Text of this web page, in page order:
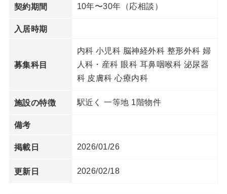
契約期間 10年〜30年（応相談）
入居時期
募集科目
内科 小児科 脳神経外科 整形外科 婦
人科・産科 眼科 耳鼻咽喉科 泌尿器
科 皮膚科 心療内科
施設の特徴 駅近く 一等地 1階物件
備考
掲載日 2026/01/26
更新日 2026/02/18